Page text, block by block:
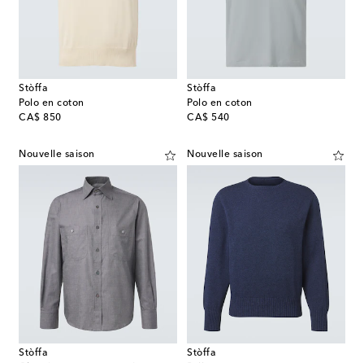
Stòffa
Polo en coton
CA$ 850
original price
Stòffa
Polo en coton
CA$ 540
original price
Nouvelle saison
Stòffa
Nouvelle saison
Stòffa